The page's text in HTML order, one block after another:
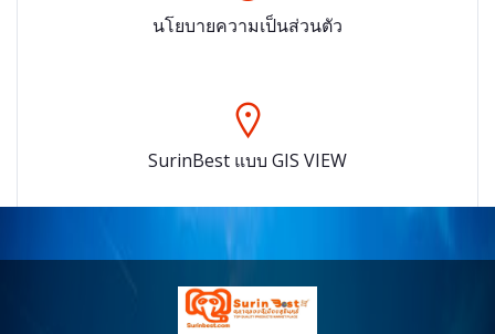
นโยบายความเป็นส่วนตัว
SurinBest แบบ GIS VIEW